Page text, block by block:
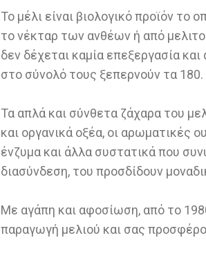
Το μέλι είναι βιολογικό προϊόν το
το νέκταρ των ανθέων ή από
δεν δέχεται καμία επεξεργασία
στο σύνολό τους ξεπερνούν τα 180.
Τα απλά και σύνθετα ζάχαρα του
και οργανικά οξέα, οι αρωματικές
ένζυμα και άλλα συστατικά που
διασύνδεση, του προσδίδουν
Με αγάπη και αφοσίωση, από το
παραγωγή μελιού και σας